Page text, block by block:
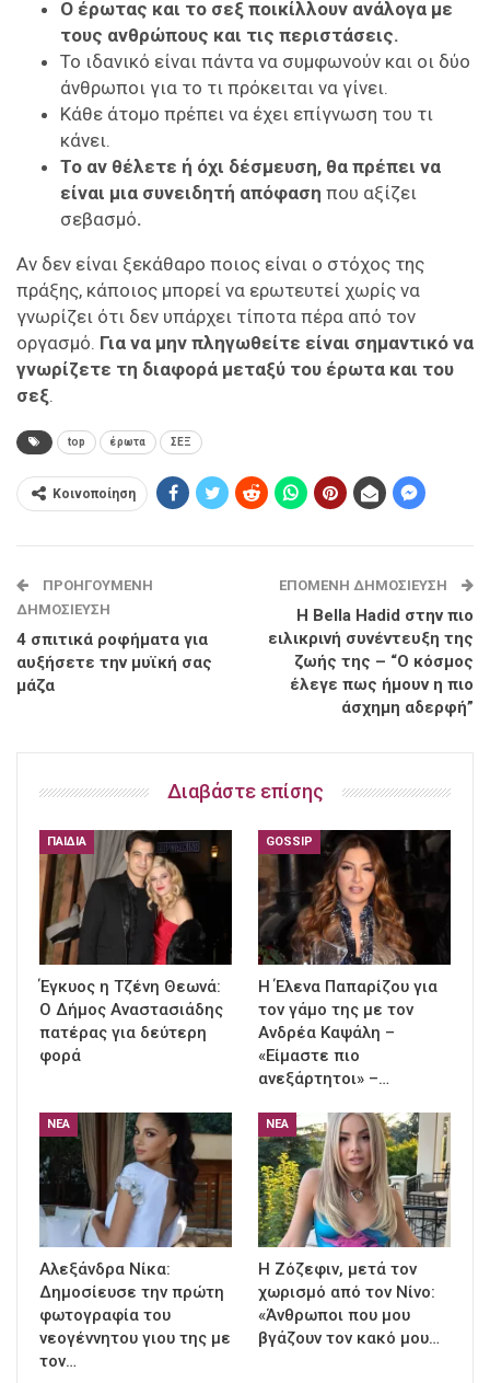
Ο έρωτας και το σεξ ποικίλλουν ανάλογα με
τους ανθρώπους και τις περιστάσεις.
Το ιδανικό είναι πάντα να συμφωνούν και οι δύο
άνθρωποι για το τι πρόκειται να γίνει.
Κάθε άτομο πρέπει να έχει επίγνωση του τι
κάνει.
Το αν θέλετε ή όχι δέσμευση, θα πρέπει να
είναι μια συνειδητή απόφαση που αξίζει
σεβασμό.
Αν δεν είναι ξεκάθαρο ποιος είναι ο στόχος της
πράξης, κάποιος μπορεί να ερωτευτεί χωρίς να
γνωρίζει ότι δεν υπάρχει τίποτα πέρα από τον
οργασμό. Για να μην πληγωθείτε είναι σημαντικό να
γνωρίζετε τη διαφορά μεταξύ του έρωτα και του
σεξ.
top έρωτα ΣΕΞ
Κοινοποίηση
ΠΡΟΗΓΟΎΜΕΝΗ
ΔΗΜΟΣΊΕΥΣΗ
4 σπιτικά ροφήματα για
αυξήσετε την μυϊκή σας
μάζα
ΕΠΌΜΕΝΗ ΔΗΜΟΣΊΕΥΣΗ
H Bella Hadid στην πιο
ειλικρινή συνέντευξη της
ζωής της – “Ο κόσμος
έλεγε πως ήμουν η πιο
άσχημη αδερφή”
Διαβάστε επίσης
ΠΑΙΔΙΆ
Έγκυος η Τζένη Θεωνά:
Ο Δήμος Αναστασιάδης
πατέρας για δεύτερη
φορά
GOSSIP
Η Έλενα Παπαρίζου για
τον γάμο της με τον
Ανδρέα Καψάλη –
«Είμαστε πιο
ανεξάρτητοι» –…
ΝΈΑ
Αλεξάνδρα Νίκα:
Δημοσίευσε την πρώτη
φωτογραφία του
νεογέννητου γιου της με
τον…
ΝΈΑ
Η Ζόζεφιν, μετά τον
χωρισμό από τον Νίνο:
«Άνθρωποι που μου
βγάζουν τον κακό μου…